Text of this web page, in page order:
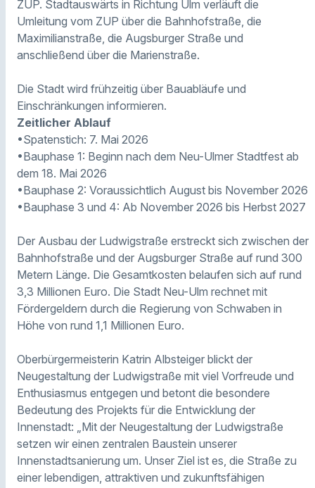
ZUP. Stadtauswärts in Richtung Ulm verläuft die
Umleitung vom ZUP über die Bahnhofstraße, die
Maximilianstraße, die Augsburger Straße und
anschließend über die Marienstraße.
Die Stadt wird frühzeitig über Bauabläufe und
Einschränkungen informieren.
Zeitlicher Ablauf
•Spatenstich: 7. Mai 2026
•Bauphase 1: Beginn nach dem Neu-Ulmer Stadtfest ab
dem 18. Mai 2026
•Bauphase 2: Voraussichtlich August bis November 2026
•Bauphase 3 und 4: Ab November 2026 bis Herbst 2027
Der Ausbau der Ludwigstraße erstreckt sich zwischen der
Bahnhofstraße und der Augsburger Straße auf rund 300
Metern Länge. Die Gesamtkosten belaufen sich auf rund
3,3 Millionen Euro. Die Stadt Neu-Ulm rechnet mit
Fördergeldern durch die Regierung von Schwaben in
Höhe von rund 1,1 Millionen Euro.
Oberbürgermeisterin Katrin Albsteiger blickt der
Neugestaltung der Ludwigstraße mit viel Vorfreude und
Enthusiasmus entgegen und betont die besondere
Bedeutung des Projekts für die Entwicklung der
Innenstadt: „Mit der Neugestaltung der Ludwigstraße
setzen wir einen zentralen Baustein unserer
Innenstadtsanierung um. Unser Ziel ist es, die Straße zu
einer lebendigen, attraktiven und zukunftsfähigen